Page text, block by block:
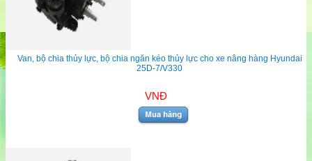
Van, bộ chia thủy lực, bộ chia ngăn kéo thủy lực cho xe nâng hàng Hyundai
25D-7/V330
VNĐ